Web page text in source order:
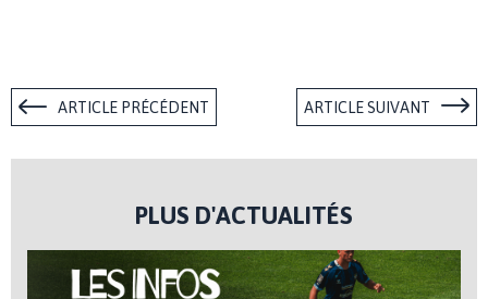
ARTICLE PRÉCÉDENT ARTICLE SUIVANT
PLUS D'ACTUALITÉS